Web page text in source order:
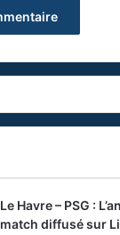
Le Havre – PSG :
match diffusé sur